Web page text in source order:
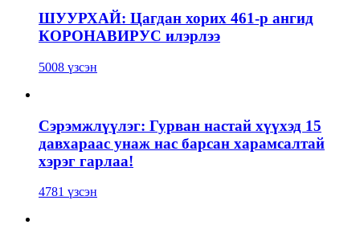
ШУУРХАЙ: Цагдан хорих 461-р ангид
КОРОНАВИРУС илэрлээ
5008 үзсэн
Сэрэмжлүүлэг: Гурван настай хүүхэд 15
давхараас унаж нас барсан харамсалтай
хэрэг гарлаа!
4781 үзсэн